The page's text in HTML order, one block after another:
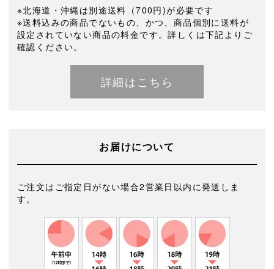
※北海道・沖縄は別途送料（700円)が必要です
※送料込みの商品でないもの、かつ、商品個別に送料が
設定されていない商品の料金です。詳しくは下記よりご
確認ください。
詳細はこちら
お届けについて
ご注文はご指定日がない場合2営業日以内に発送しま
す。